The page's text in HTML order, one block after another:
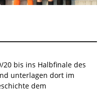
20 bis ins Halbfinale des
unterlagen dort im
dem